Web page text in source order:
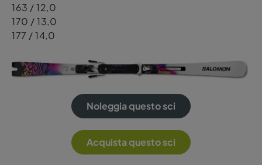
163 / 12,0
170 / 13,0
177 / 14,0
Noleggia questo sci
Acquista questo sci